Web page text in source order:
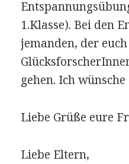
1.Klasse). Bei den
jemanden, der
gehen. Ich
Liebe Grüße eure
Liebe Eltern,